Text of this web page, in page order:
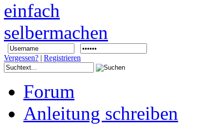
Vergessen? Registrieren
Forum
Anleitung schreiben